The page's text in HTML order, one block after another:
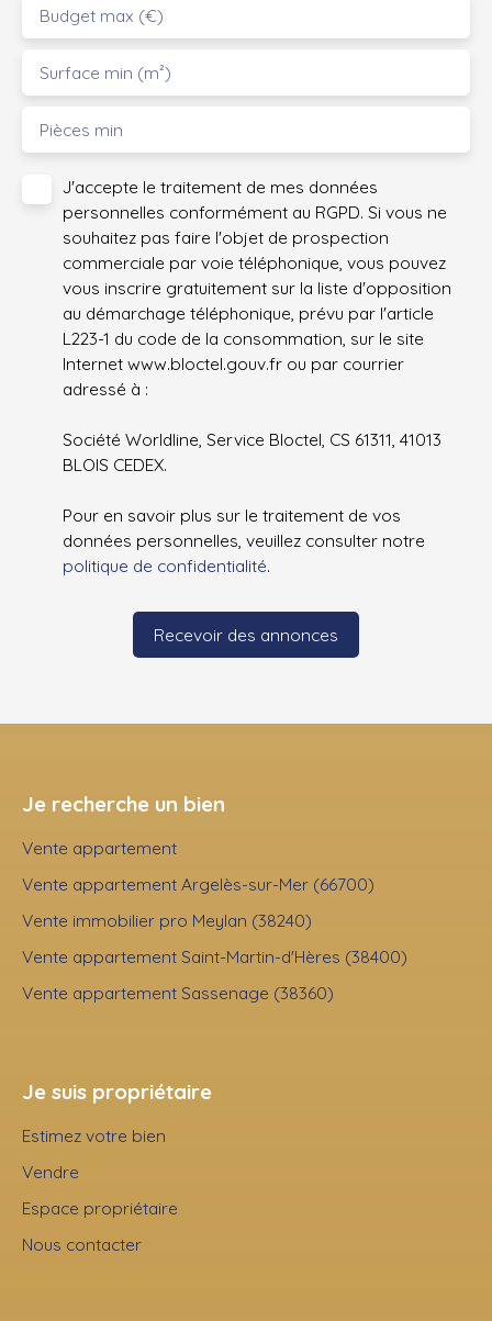
Budget max (€)
Surface min (m²)
Pièces min
J'accepte le traitement de mes données
personnelles conformément au RGPD. Si vous ne
souhaitez pas faire l'objet de prospection
commerciale par voie téléphonique, vous pouvez
vous inscrire gratuitement sur la liste d'opposition
au démarchage téléphonique, prévu par l'article
L223-1 du code de la consommation, sur le site
Internet www.bloctel.gouv.fr ou par courrier
adressé à :
Société Worldline, Service Bloctel, CS 61311, 41013
BLOIS CEDEX.
Pour en savoir plus sur le traitement de vos
données personnelles, veuillez consulter notre
politique de confidentialité.
Recevoir des annonces
Je recherche un bien
Vente appartement
Vente appartement Argelès-sur-Mer (66700)
Vente immobilier pro Meylan (38240)
Vente appartement Saint-Martin-d'Hères (38400)
Vente appartement Sassenage (38360)
Je suis propriétaire
Estimez votre bien
Vendre
Espace propriétaire
Nous contacter